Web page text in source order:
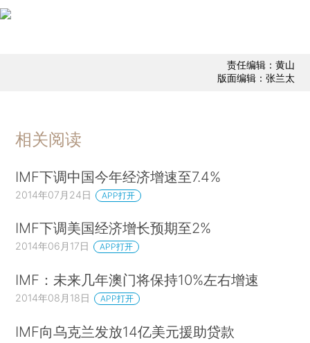
责任编辑：黄山
版面编辑：张兰太
相关阅读
IMF下调中国今年经济增速至7.4%
2014年07月24日 APP打开
IMF下调美国经济增长预期至2%
2014年06月17日 APP打开
IMF：未来几年澳门将保持10%左右增速
2014年08月18日 APP打开
IMF向乌克兰发放14亿美元援助贷款